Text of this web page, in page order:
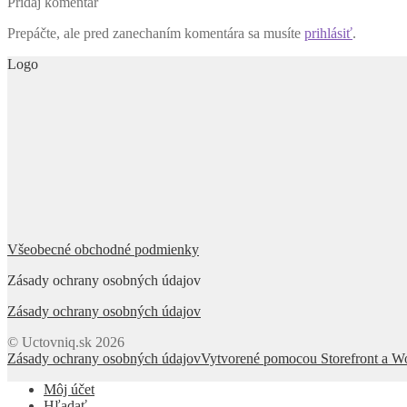
Prepáčte, ale pred zanechaním komentára sa musíte prihlásiť.
Logo
Všeobecné obchodné podmienky
Zásady ochrany osobných údajov
Zásady ochrany osobných údajov
© Uctovniq.sk 2026
Zásady ochrany osobných údajovVytvorené pomocou Storefront a
Môj účet